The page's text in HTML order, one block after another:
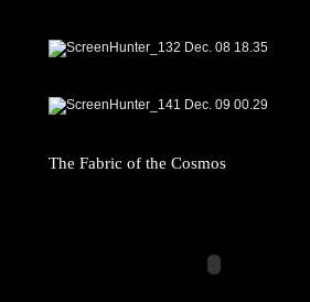
The Fabric of the Cosmos